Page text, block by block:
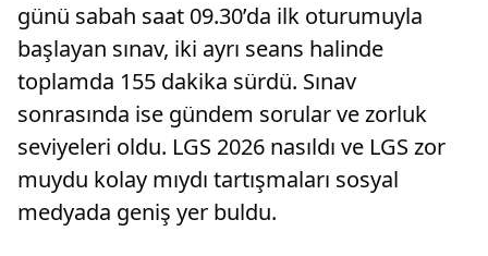
günü sabah saat 09.30’da ilk oturumuyla
başlayan sınav, iki ayrı seans halinde
toplamda 155 dakika sürdü. Sınav
sonrasında ise gündem sorular ve zorluk
seviyeleri oldu. LGS 2026 nasıldı ve LGS zor
muydu kolay mıydı tartışmaları sosyal
medyada geniş yer buldu.